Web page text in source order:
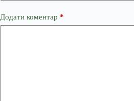
Додати коментар *